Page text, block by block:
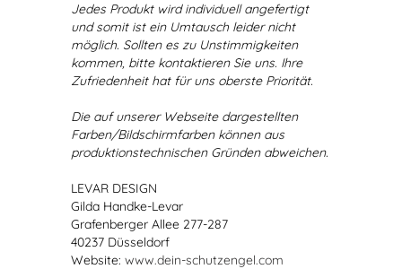
Jedes Produkt wird individuell angefertigt
und somit ist ein Umtausch leider nicht
möglich. Sollten es zu Unstimmigkeiten
kommen, bitte kontaktieren Sie uns. Ihre
Zufriedenheit hat für uns oberste Priorität.
Die auf unserer Webseite dargestellten
Farben/Bildschirmfarben können aus
produktionstechnischen Gründen abweichen.
LEVAR DESIGN
Gilda Handke-Levar
Grafenberger Allee 277-287
40237 Düsseldorf
Website: www.dein-schutzengel.com